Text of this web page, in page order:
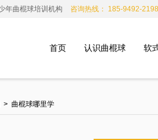
年曲棍球培训机构 咨询热线： 185-9492-2198
首页 认识曲棍球 软
> 曲棍球哪里学